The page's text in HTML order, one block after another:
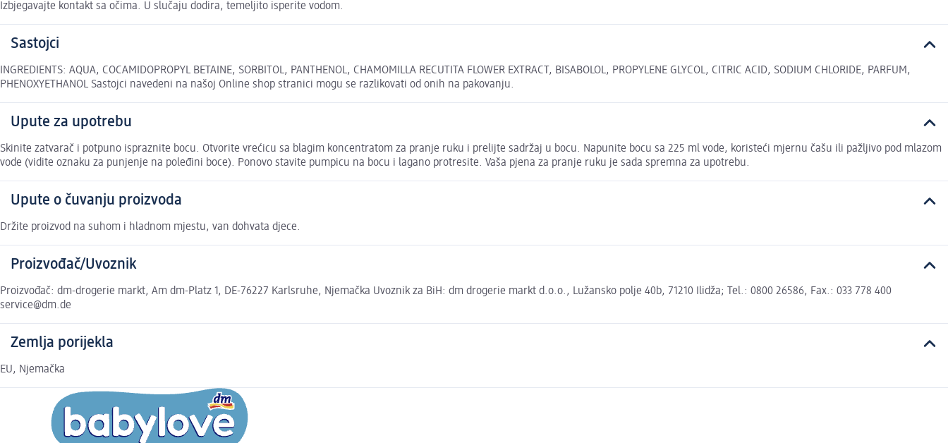
Izbjegavajte kontakt sa očima. U slučaju dodira, temeljito isperite vodom.
Sastojci
INGREDIENTS: AQUA, COCAMIDOPROPYL BETAINE, SORBITOL, PANTHENOL, CHAMOMILLA RECUTITA FLOWER EXTRACT, BISABOLOL, PROPYLENE GLYCOL, CITRIC ACID, SODIUM CHLORIDE, PARFUM,
PHENOXYETHANOL Sastojci navedeni na našoj Online shop stranici mogu se razlikovati od onih na pakovanju.
Upute za upotrebu
Skinite zatvarač i potpuno ispraznite bocu. Otvorite vrećicu sa blagim koncentratom za pranje ruku i prelijte sadržaj u bocu. Napunite bocu sa 225 ml vode, koristeći mjernu čašu ili pažljivo pod mlazom
vode (vidite oznaku za punjenje na poleđini boce). Ponovo stavite pumpicu na bocu i lagano protresite. Vaša pjena za pranje ruku je sada spremna za upotrebu.
Upute o čuvanju proizvoda
Držite proizvod na suhom i hladnom mjestu, van dohvata djece.
Proizvođač/Uvoznik
Proizvođač: dm-drogerie markt, Am dm-Platz 1, DE-76227 Karlsruhe, Njemačka Uvoznik za BiH: dm drogerie markt d.o.o., Lužansko polje 40b, 71210 Ilidža; Tel.: 0800 26586, Fax.: 033 778 400
service@dm.de
Zemlja porijekla
EU, Njemačka